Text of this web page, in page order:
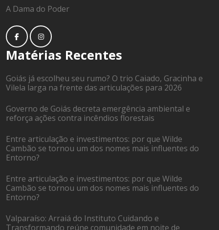
A Dama do Poder
Matérias Recentes
Goiás já escolheu seu rumo? O trio Caiado, Gracinha e
Vilela larga na frente das articulações para 2026
Governo de Goiás decreta emergência ambiental e
reforça ações contra incêndios florestais
Entre articulação e investimentos: por que Wilde
Cambão se tornou um dos nomes mais influentes do
Entorno?
Entre articulação e investimentos: por que Wilde
Cambão se tornou um dos nomes mais influentes do
Entorno?
Valparaíso: Arraiá do Instituto Cuidando e
Transformando reúne comunidade em noite de